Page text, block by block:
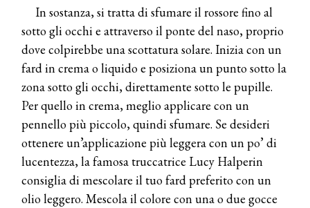
In sostanza, si tratta di sfumare il rossore fino al
sotto gli occhi e attraverso il ponte del naso, proprio
dove colpirebbe una scottatura solare. Inizia con un
fard in crema o liquido e posiziona un punto sotto la
zona sotto gli occhi, direttamente sotto le pupille.
Per quello in crema, meglio applicare con un
pennello più piccolo, quindi sfumare. Se desideri
ottenere un’applicazione più leggera con un po’ di
lucentezza, la famosa truccatrice Lucy Halperin
consiglia di mescolare il tuo fard preferito con un
olio leggero. Mescola il colore con una o due gocce